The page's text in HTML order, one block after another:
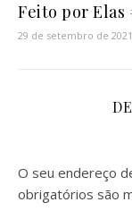
Feito por Elas
29 de setembro de 2021
O seu endereço
obrigatórios são